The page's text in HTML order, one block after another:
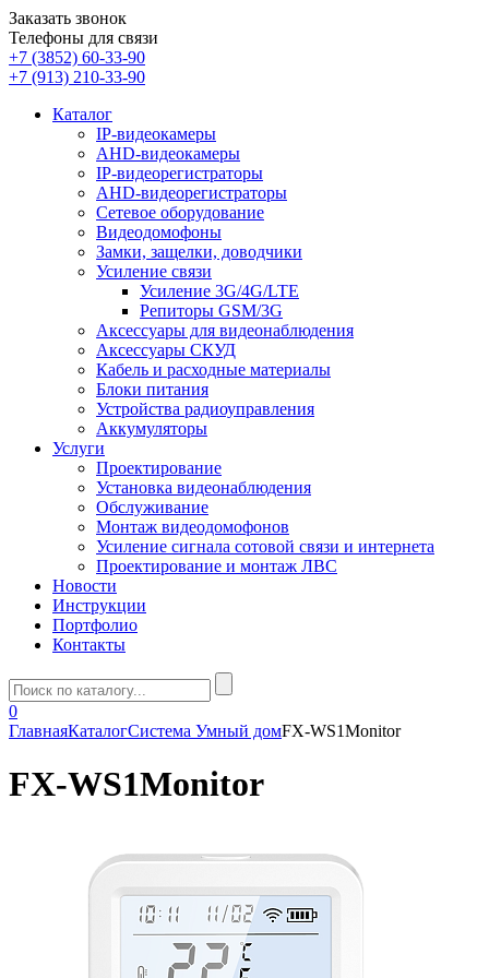
Заказать звонок
Телефоны для связи
+7 (3852) 60-33-90
+7 (913) 210-33-90
Каталог
IP-видеокамеры
AHD-видеокамеры
IP-видеорегистраторы
AHD-видеорегистраторы
Сетевое оборудование
Видеодомофоны
Замки, защелки, доводчики
Усиление связи
Усиление 3G/4G/LTE
Репиторы GSM/3G
Аксессуары для видеонаблюдения
Аксессуары СКУД
Кабель и расходные материалы
Блоки питания
Устройства радиоуправления
Аккумуляторы
Услуги
Проектирование
Установка видеонаблюдения
Обслуживание
Монтаж видеодомофонов
Усиление сигнала сотовой связи и интернета
Проектирование и монтаж ЛВС
Новости
Инструкции
Портфолио
Контакты
0
ГлавнаяКаталогСистема Умный домFX-WS1Monitor
FX-WS1Monitor